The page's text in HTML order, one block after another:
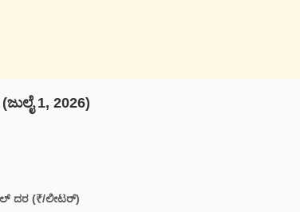
1, 2026)
ದರ (₹/ಲೀಟರ್)